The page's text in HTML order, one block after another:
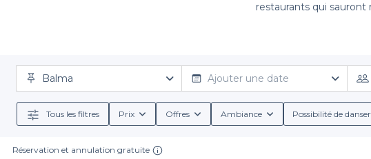
restaurants qui
Chez Privateaser, nous vous facilitons la vie en vous proposant
restaurants à Balma, offrant des ambiances variées, des mets
traditionnel au cœur de la ville, nous avons ce qu'il vous faut. De
de groupe et les options de
Balma Ajouter une date
Tous les filtres Prix Offres Ambiance Possibilité de danser
Réservation et annulation gratuite